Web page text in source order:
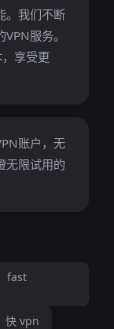
。我们不断
服务。
享受更
账户，无
无限试用的
fast
快 vpn